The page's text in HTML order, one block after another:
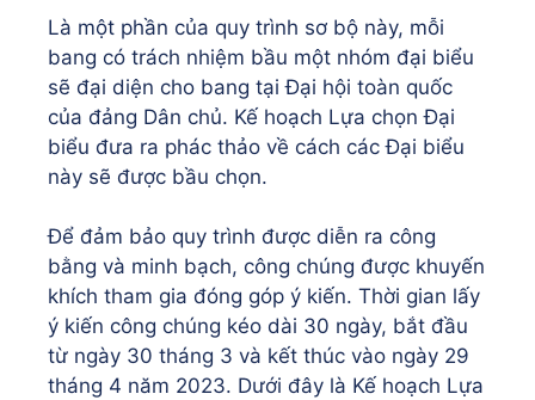
Là một phần của quy trình sơ bộ này, mỗi
bang có trách nhiệm bầu một nhóm đại biểu
sẽ đại diện cho bang tại Đại hội toàn quốc
của đảng Dân chủ. Kế hoạch Lựa chọn Đại
biểu đưa ra phác thảo về cách các Đại biểu
này sẽ được bầu chọn.
Để đảm bảo quy trình được diễn ra công
bằng và minh bạch, công chúng được khuyến
khích tham gia đóng góp ý kiến. Thời gian lấy
ý kiến công chúng kéo dài 30 ngày, bắt đầu
từ ngày 30 tháng 3 và kết thúc vào ngày 29
tháng 4 năm 2023. Dưới đây là Kế hoạch Lựa